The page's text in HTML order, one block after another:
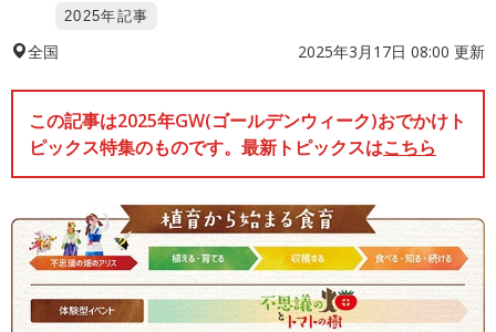
2025年記事
全国 2025年3月17日 08:00 更新
この記事は2025年GW(ゴールデンウィーク)おでかけト
ピックス特集のものです。最新トピックスはこちら